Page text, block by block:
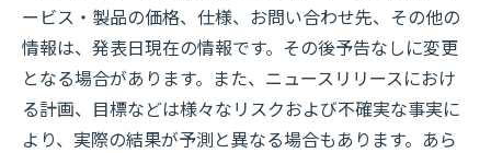
ービス・製品の価格、仕様、お問い合わせ先、その他の
情報は、発表日現在の情報です。その後予告なしに変更
となる場合があります。また、ニュースリリースにおけ
る計画、目標などは様々なリスクおよび不確実な事実に
より、実際の結果が予測と異なる場合もあります。あら